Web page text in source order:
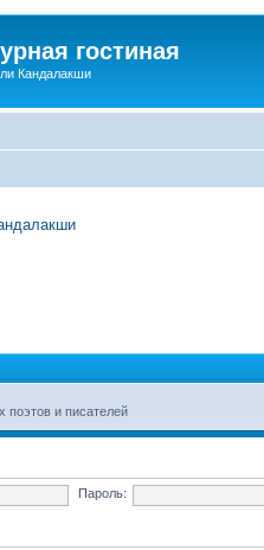
гостиная
Кандалакши
поэтов и писателей
Пароль: